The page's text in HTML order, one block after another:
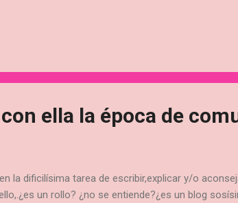
de la Agencia Estatal de Meteorología
ella la época de
la dificilísima tarea de escribir,explicar y/o
un rollo? ¿no se entiende?¿es un blog